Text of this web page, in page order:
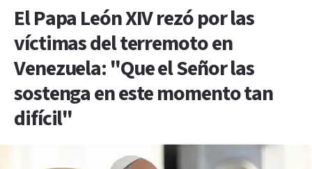
El Papa León XIV rezó por las
víctimas del terremoto en
Venezuela: "Que el Señor las
sostenga en este momento tan
difícil"